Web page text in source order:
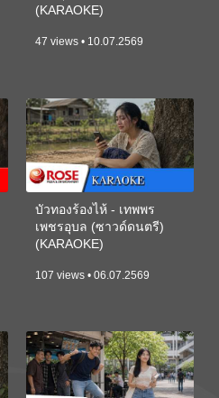
(KARAOKE)
47 views • 10.07.2569
บัวทองร้องไห้ - เทพพร
เพชรอุบล (ซาวด์ดนตรี)
(KARAOKE)
107 views • 06.07.2569